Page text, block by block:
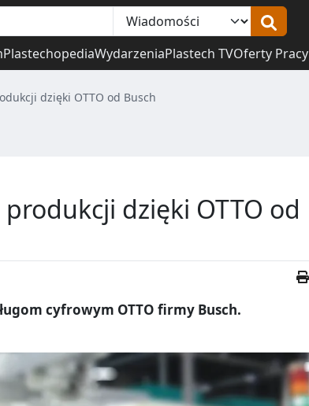
PlastechopediaWydarzeniaPlastech TVOferty Pracy
dzięki OTTO od Busch
dzięki OTTO od
cyfrowym OTTO firmy Busch.